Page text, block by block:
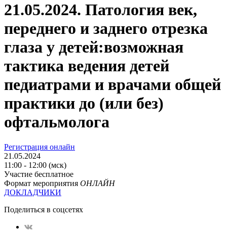
21.05.2024. Патология век,
переднего и заднего отрезка
глаза у детей:возможная
тактика ведения детей
педиатрами и врачами общей
практики до (или без)
офтальмолога
Регистрация онлайн
21.05.2024
11:00 - 12:00 (мск)
Участие бесплатное
Формат мероприятия ОНЛАЙН
ДОКЛАДЧИКИ
Поделиться в соцсетях